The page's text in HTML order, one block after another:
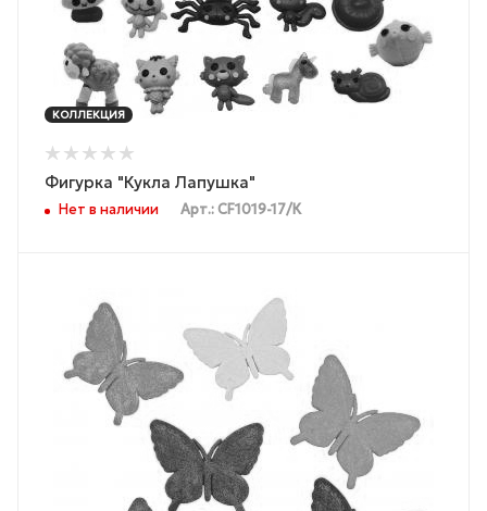
КОЛЛЕКЦИЯ
Фигурка "Кукла Лапушка"
Нет в наличии Арт.: CF1019-17/К